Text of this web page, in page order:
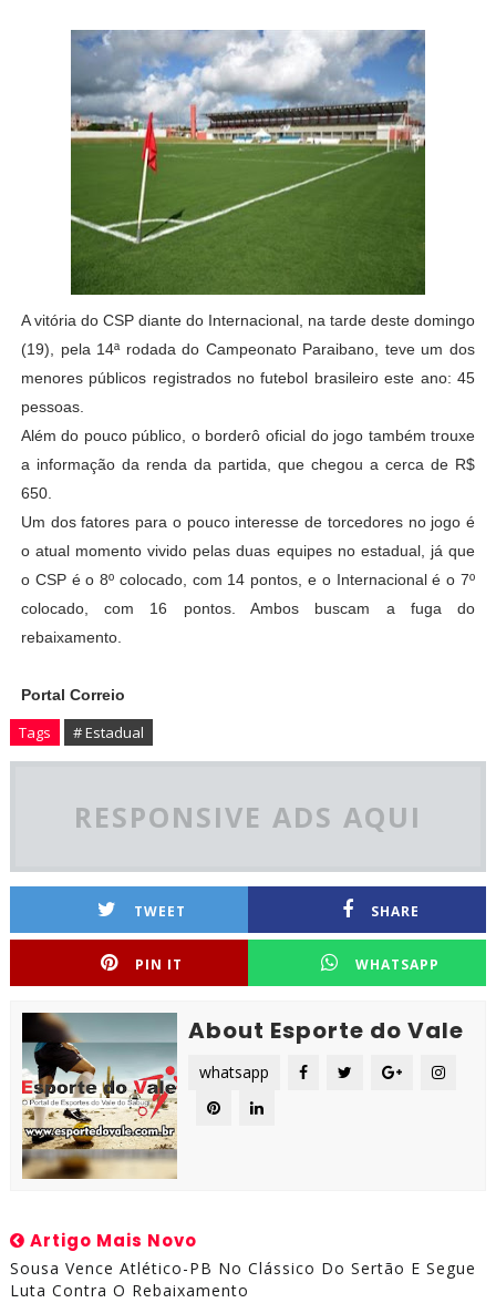
A vitória do CSP diante do Internacional, na tarde deste domingo
(19), pela 14ª rodada do Campeonato Paraibano, teve um dos
menores públicos registrados no futebol brasileiro este ano: 45
pessoas.
Além do pouco público, o borderô oficial do jogo também trouxe
a informação da renda da partida, que chegou a cerca de R$
650.
Um dos fatores para o pouco interesse de torcedores no jogo é
o atual momento vivido pelas duas equipes no estadual, já que
o CSP é o 8º colocado, com 14 pontos, e o Internacional é o 7º
colocado, com 16 pontos. Ambos buscam a fuga do
rebaixamento.
Portal Correio
Tags # Estadual
RESPONSIVE ADS AQUI
TWEET SHARE
PIN IT WHATSAPP
About Esporte do Vale
whatsapp
Artigo Mais Novo
Sousa Vence Atlético-PB No Clássico Do Sertão E Segue
Luta Contra O Rebaixamento